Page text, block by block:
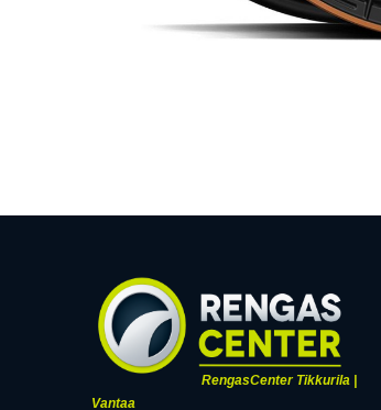
RengasCenter Tikkurila |
Vantaa